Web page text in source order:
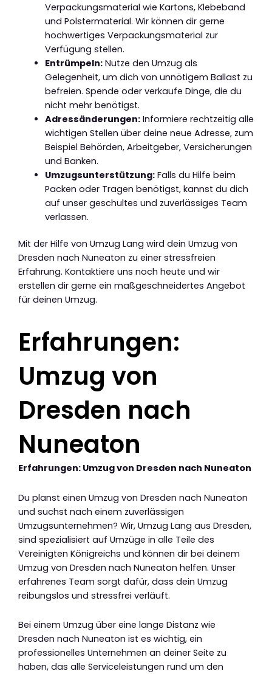
Verpackungsmaterial wie Kartons, Klebeband
und Polstermaterial. Wir können dir gerne
hochwertiges Verpackungsmaterial zur
Verfügung stellen.
Entrümpeln:Nutze den Umzug als
Gelegenheit, um dich von unnötigem Ballast zu
befreien. Spende oder verkaufe Dinge, die du
nicht mehr benötigst.
Adressänderungen:Informiere rechtzeitig alle
wichtigen Stellen über deine neue Adresse, zum
Beispiel Behörden, Arbeitgeber, Versicherungen
und Banken.
Umzugsunterstützung:Falls du Hilfe beim
Packen oder Tragen benötigst, kannst du dich
auf unser geschultes und zuverlässiges Team
verlassen.
Mit der Hilfe von Umzug Lang wird dein Umzug von
Dresden nach Nuneaton zu einer stressfreien
Erfahrung. Kontaktiere uns noch heute und wir
erstellen dir gerne ein maßgeschneidertes Angebot
für deinen Umzug.
Erfahrungen:
Umzug von
Dresden nach
Nuneaton
Erfahrungen: Umzug von Dresden nach Nuneaton
Du planst einen Umzug von Dresden nach Nuneaton
und suchst nach einem zuverlässigen
Umzugsunternehmen? Wir, Umzug Lang aus Dresden,
sind spezialisiert auf Umzüge in alle Teile des
Vereinigten Königreichs und können dir bei deinem
Umzug von Dresden nach Nuneaton helfen. Unser
erfahrenes Team sorgt dafür, dass dein Umzug
reibungslos und stressfrei verläuft.
Bei einem Umzug über eine lange Distanz wie
Dresden nach Nuneaton ist es wichtig, ein
professionelles Unternehmen an deiner Seite zu
haben, das alle Serviceleistungen rund um den